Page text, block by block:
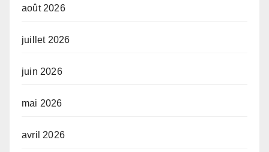
août 2026
juillet 2026
juin 2026
mai 2026
avril 2026